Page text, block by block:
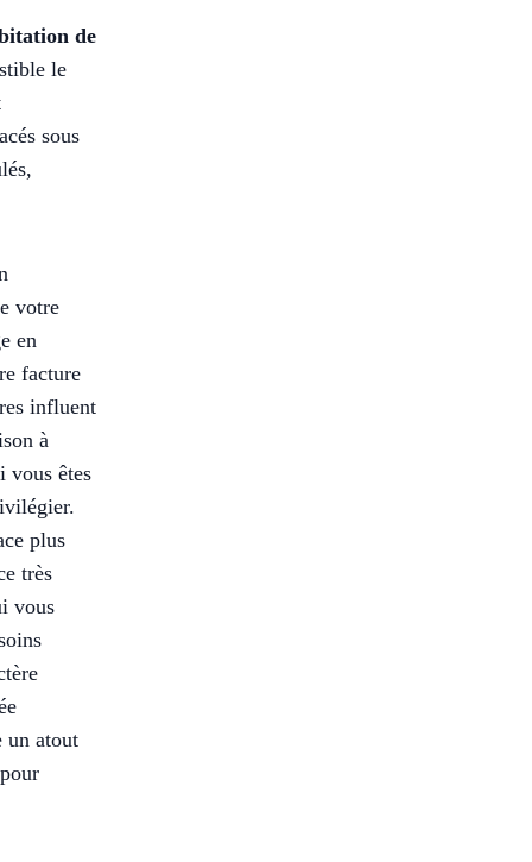
de
le
sous
votre
en
facture
influent
à
vous êtes
plus
très
vous
un atout